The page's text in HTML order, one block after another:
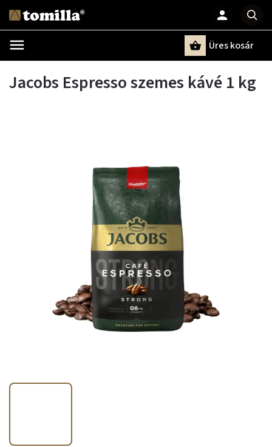
Üres kosár
Jacobs Espresso szemes kávé 1 kg